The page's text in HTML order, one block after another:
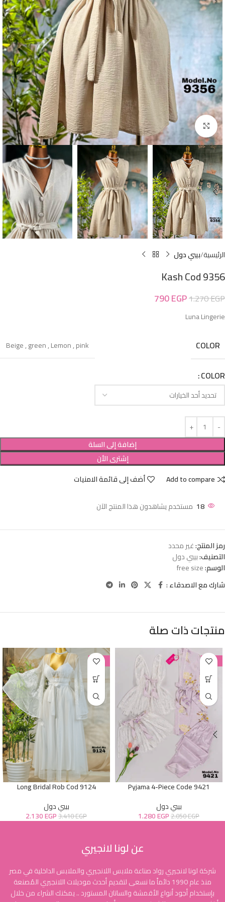
Click to enlarge
الرئيسية بيبي دول
Kash Cod 9356
1.270EGP
790EGP
Luna Lingerie
COLOR
Beige,green,Lemon,pink
COLOR
إضافة إلى السلة
إشترى الأن
Add to compare
أضف إلى قائمة الامنيات
18 مستخدم يشاهدون هذا المنتج الآن
رمز المنتج:غير محدد
التصنيف:بيبي دول
الوسم:free size
شارك مع الاصدقاء :
منتجات ذات صلة
-38%
Pyjama 4-Piece Code 9421
بيبي دول
2.050EGP
1.280EGP
-38%
Long Bridal Rob Cod 9124
بيبي دول
3.410EGP
2.130EGP
عن لونا لانجيري
شركة لونا لانجيري رواد صناعة ملابس اللانجيري والملابس الداخلية في مصر
منذ عام 1990 دائماً ما نسعى لتقديم أحدث موديلات اللانجيري المُصنعة
بإستخدام أجود أنواع الأقمشة والساتان المستورد .. يمكنك الشراء من خلال